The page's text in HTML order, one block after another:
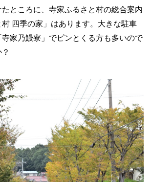
たところに、寺家ふるさと村の総合案内
村 四季の家」はあります。大きな駐車
家乃鰻寮」でピンとくる方も多いので